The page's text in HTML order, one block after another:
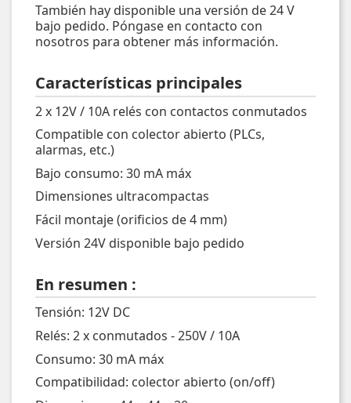
También hay disponible una versión de 24 V
bajo pedido. Póngase en contacto con
nosotros para obtener más información.
Características principales
2 x 12V / 10A relés con contactos conmutados
Compatible con colector abierto (PLCs,
alarmas, etc.)
Bajo consumo: 30 mA máx
Dimensiones ultracompactas
Fácil montaje (orificios de 4 mm)
Versión 24V disponible bajo pedido
En resumen :
Tensión: 12V DC
Relés: 2 x conmutados - 250V / 10A
Consumo: 30 mA máx
Compatibilidad: colector abierto (on/off)